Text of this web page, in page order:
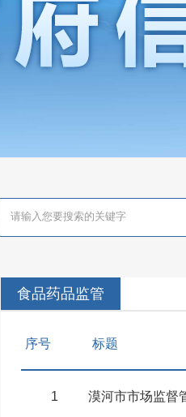
食品药品监管
序号 标题
1 漠河市市场监督